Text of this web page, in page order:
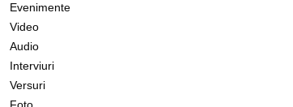
Evenimente
Video
Audio
Interviuri
Versuri